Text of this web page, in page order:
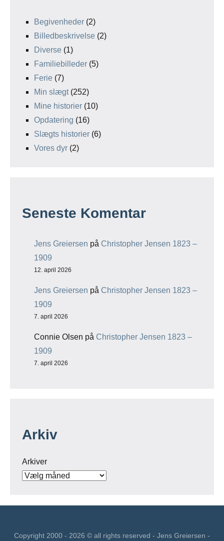
Begivenheder (2)
Billedbeskrivelse (2)
Diverse (1)
Familiebilleder (5)
Ferie (7)
Min slægt(252)
Mine historier (10)
Opdatering (16)
Slægts historier (6)
Vores dyr (2)
Seneste Komentar
Jens Greiersen på Christopher Jensen 1823 –
1909
12. april 2026
Jens Greiersen på Christopher Jensen 1823 –
1909
7. april 2026
Connie Olsen på Christopher Jensen 1823 –
1909
7. april 2026
Arkiv
Arkiver
Copyright 2000 - 2026 © all rights reserved - Jens Greiersen -